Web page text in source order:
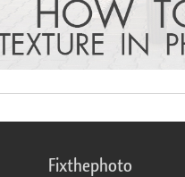
Fixthephoto